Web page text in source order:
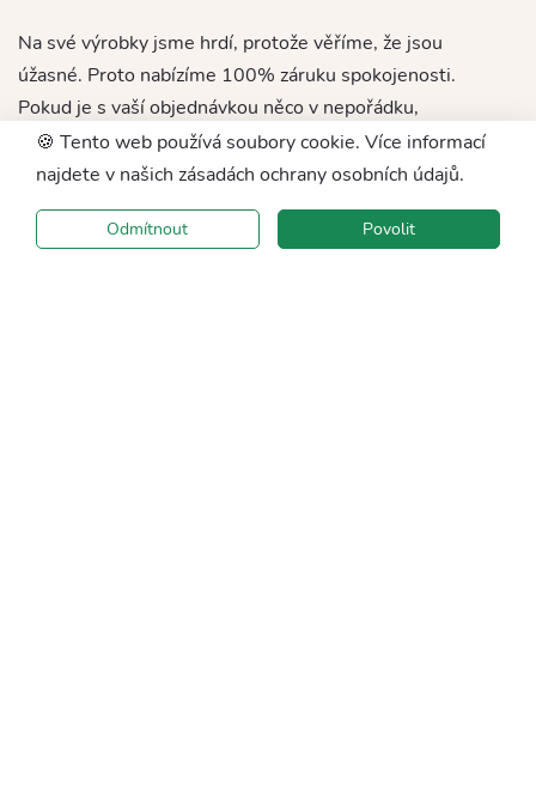
Na své výrobky jsme hrdí, protože věříme, že jsou
úžasné. Proto nabízíme 100% záruku spokojenosti.
Pokud je s vaší objednávkou něco v nepořádku,
můžete se rychle obrátit na náš ochotný tým
zákaznické podpory a požádat o vrácení peněz.
Katalog
🍪 Tento web používá soubory cookie. Více informací
najdete v našich zásadách ochrany osobních údajů.
Odmítnout Povolit